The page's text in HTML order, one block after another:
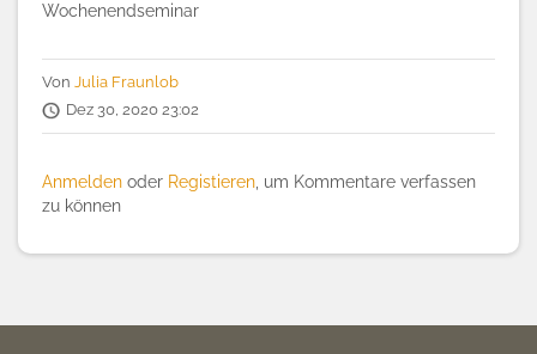
Wochenendseminar
Von Julia Fraunlob
Dez 30, 2020 23:02
Anmelden oder Registieren , um Kommentare verfassen
zu können